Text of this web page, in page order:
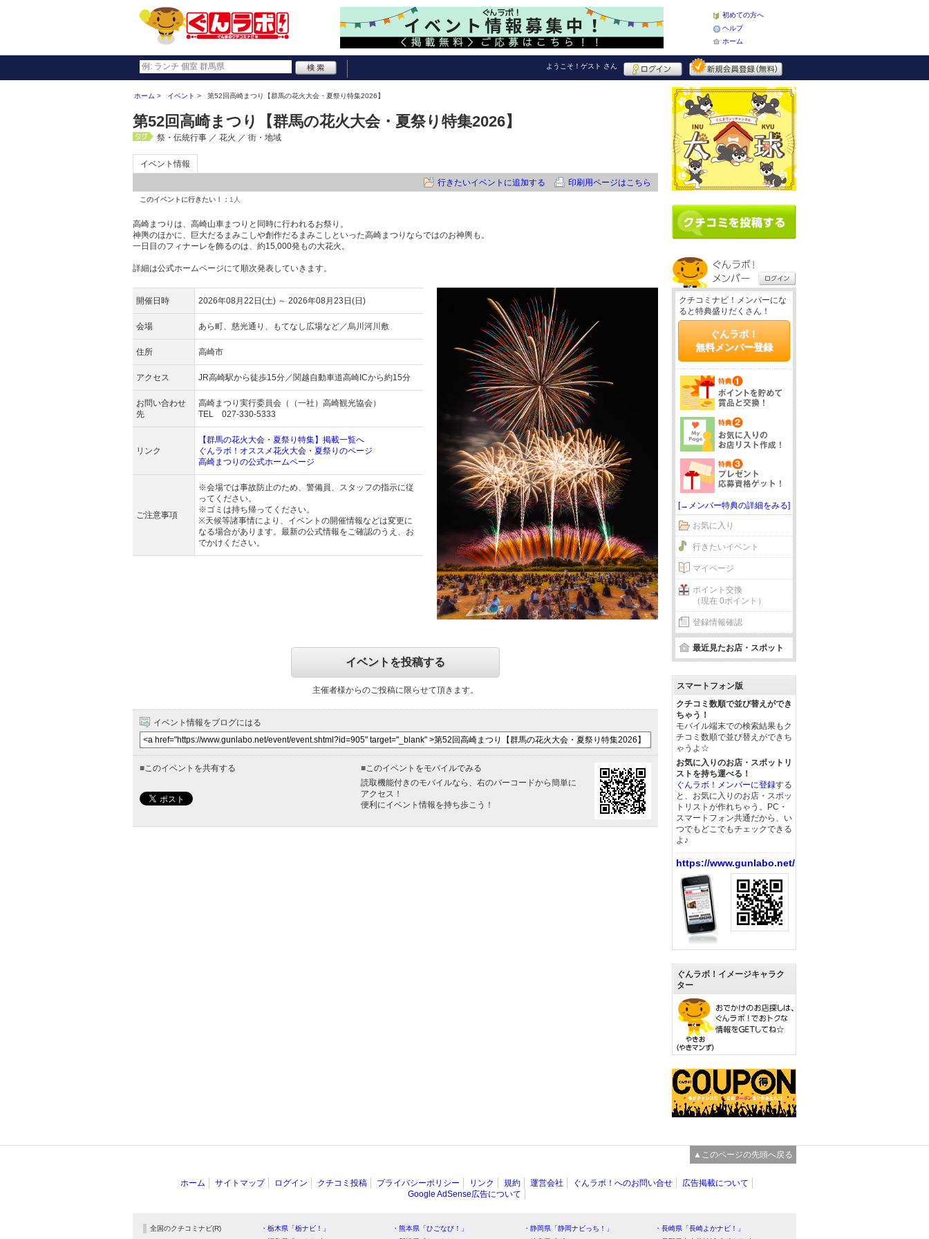
初めての方へ
ヘルプ
ホーム
ようこそ！ ゲスト さん
ホーム イベント 第52回高崎まつり【群馬の花火大会・夏祭り特集2026】
第52回高崎まつり【群馬の花火大会・夏祭り特集2026】
祭・伝統行事 ／ 花火 ／ 街・地域
イベント情報
行きたいイベントに追加する
印刷用ページはこちら
このイベントに行きたい！： 1人
高崎まつりは、高崎山車まつりと同時に行われるお祭り。
神輿のほかに、巨大だるまみこしや創作だるまみこしといった高崎まつりならではのお神輿も。
一日目のフィナーレを飾るのは、約15,000発もの大花火。
詳細は公式ホームページにて順次発表していきます。
開催日時 2026年08月22日(土) ～ 2026年08月23日(日)
会場 あら町、慈光通り、もてなし広場など／烏川河川敷
住所 高崎市
アクセス JR高崎駅から徒歩15分／関越自動車道高崎ICから約15分
お問い合わせ
先
高崎まつり実行委員会（（一社）高崎観光協会）
TEL 027-330-5333
リンク
【群馬の花火大会・夏祭り特集】掲載一覧へ
ぐんラボ！オススメ花火大会・夏祭りのページ
高崎まつりの公式ホームページ
ご注意事項
※会場では事故防止のため、警備員、スタッフの指示に従
ってください。
※ゴミは持ち帰ってください。
※天候等諸事情により、イベントの開催情報などは変更に
なる場合があります。最新の公式情報をご確認のうえ、お
でかけください。
イベントを投稿する
主催者様からのご投稿に限らせて頂きます。
イベント情報をブログにはる
■このイベントを共有する ■このイベントをモバイルでみる
読取機能付きのモバイルなら、右のバーコードから簡単に
アクセス！
便利にイベント情報を持ち歩こう！
クチコミナビ！メンバーにな
ると特典盛りだくさん！
ぐんラボ！
無料メンバー登録
[→メンバー特典の詳細をみる]
お気に入り
行きたいイベント
マイページ
ポイント交換
（現在 0ポイント）
登録情報確認
最近見たお店・スポット
スマートフォン版
クチコミ数順で並び替えができ
ちゃう！
モバイル端末での検索結果もク
チコミ数順で並び替えができち
ゃうよ☆
お気に入りのお店・スポットリ
ストを持ち運べる！
ぐんラボ！メンバーに登録する
と、お気に入りのお店・スポッ
トリストが作れちゃう。PC・
スマートフォン共通だから、い
つでもどこでもチェックできる
よ♪
https://www.gunlabo.net/
ぐんラボ！イメージキャラク
ター
▲このページの先頭へ戻る
ホーム サイトマップ ログイン クチコミ投稿 プライバシーポリシー リンク 規約 運営会社 ぐんラボ！へのお問い合せ
広告掲載について
Google AdSense広告について
全国のクチコミナビ(R) ・栃木県「栃ナビ！」 ・熊本県「ひごなび！」 ・静岡県「静岡ナビっち！」
・長崎県「長崎よかナビ！」